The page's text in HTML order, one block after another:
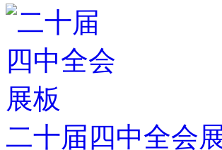
二十届四中全会